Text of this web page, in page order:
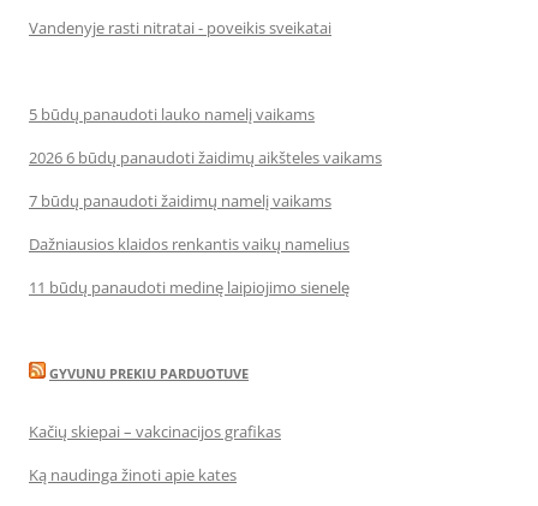
Vandenyje rasti nitratai - poveikis sveikatai
5 būdų panaudoti lauko namelį vaikams
2026 6 būdų panaudoti žaidimų aikšteles vaikams
7 būdų panaudoti žaidimų namelį vaikams
Dažniausios klaidos renkantis vaikų namelius
11 būdų panaudoti medinę laipiojimo sienelę
GYVUNU PREKIU PARDUOTUVE
Kačių skiepai – vakcinacijos grafikas
Ką naudinga žinoti apie kates